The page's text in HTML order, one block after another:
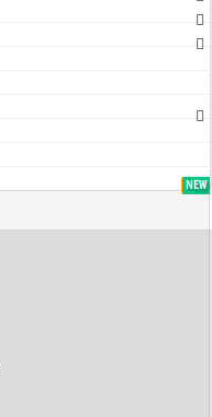
TOP
NEW
NEW
NEW